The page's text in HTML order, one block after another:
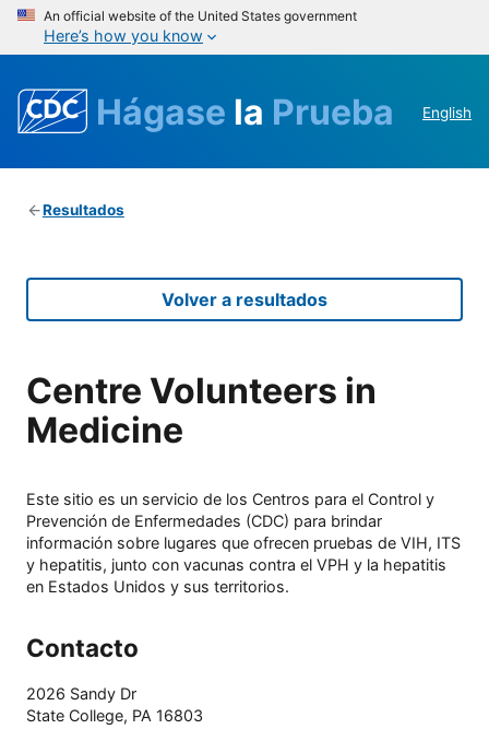
An official website of the United States government
Here’s how you know
Hágase la Prueba English
Resultados
Volver a resultados
Centre Volunteers in
Medicine
Este sitio es un servicio de los Centros para el Control y
Prevención de Enfermedades (CDC) para brindar
información sobre lugares que ofrecen pruebas de VIH, ITS
y hepatitis, junto con vacunas contra el VPH y la hepatitis
en Estados Unidos y sus territorios.
Contacto
2026 Sandy Dr
State College, PA 16803